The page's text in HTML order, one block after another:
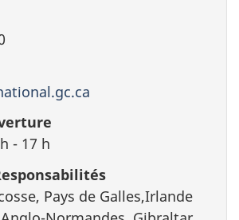
- 17 h
Pays de Galles,Irlande